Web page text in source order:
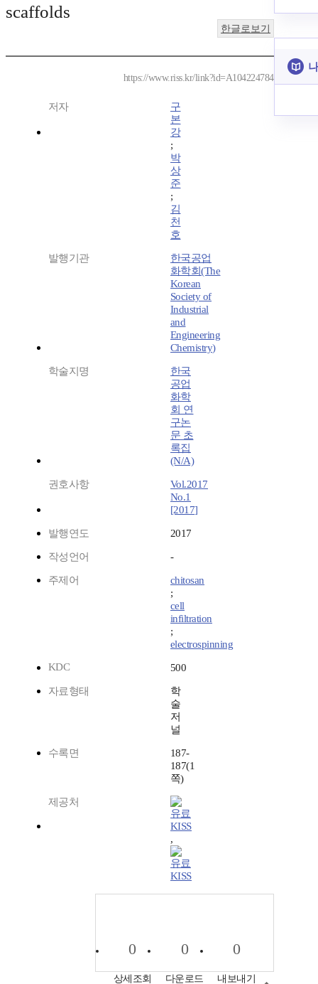
scaffolds
한글로보기
https://www.riss.kr/link?id=A104224784
저자
구
본
강
;
박
상
준
;
김
천
호
발행기관
한국공업
화학회(The
Korean
Society of
Industrial
and
Engineering
Chemistry)
학술지명
한국
공업
화학
회 연
구논
문 초
록집
(N/A)
권호사항
Vol.2017
No.1
[2017]
발행연도 2017
작성언어 -
주제어
chitosan
;
cell
infiltration
;
electrospinning
KDC
500
자료형태
학
술
저
널
수록면
187-
187(1
쪽)
제공처
KISS
,
KISS
0
상세조회
0
다운로드
0
내보내기